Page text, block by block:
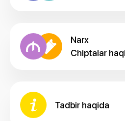
Narx
Chiptalar
Tadbir haqida